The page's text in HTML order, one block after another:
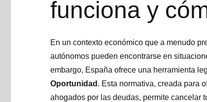
funciona y
En un contexto económico que a menudo
autónomos pueden encontrarse en
embargo, España ofrece una herramienta
Oportunidad . Esta normativa, creada para
ahogados por las deudas, permite cancelar